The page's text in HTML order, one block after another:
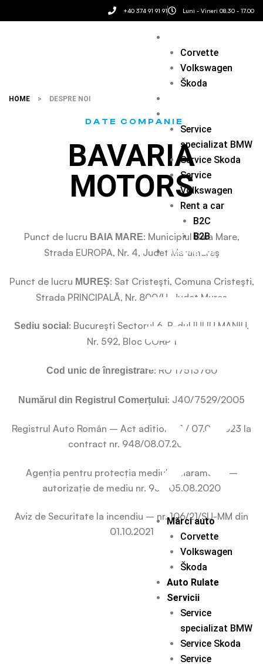
+40 374 91 91 91 Luni - Vineri 08.30 - 17.00
Corvette
Volkswagen
Škoda
Service
specializat BMW
Service Skoda
Service
Volkswagen
Rent a car
B2C
B2B
Despre noi
Mărci auto
Corvette
Volkswagen
Škoda
Auto Rulate
Servicii
Service
specializat BMW
Service Skoda
Service
HOME > DESPRE NOI
DATE COMPANIE
BAVARIA
MOTORS
Punct de lucru BAIA MARE: Municipiul Baia Mare,
Strada EUROPA, Nr. 4, Judet Maramureş
Punct de lucru MUREȘ: Sat Cristeşti, Comuna Cristeşti,
Strada PRINCIPALĂ, Nr. 800/H, Judet Mureş
Sediu social : Bucureşti Sectorul 6, B-dul IULIU MANIU,
Nr. 592, Bloc CORP 1
Cod unic de înregistrare: RO 17513760
Numărul din Registrul Comerțului: J40/7529/2005
Registrul Auto Român – Act aditional 1 / 07.09.2023 la
contract nr. 948/08.07.2020
Agenția pentru protecția mediului Maramureș –
autorizație de mediu nr. 93 / 05.08.2020
Aviz de Securitate la incendiu – nr. 106/21/SU-MM din
01.10.2021